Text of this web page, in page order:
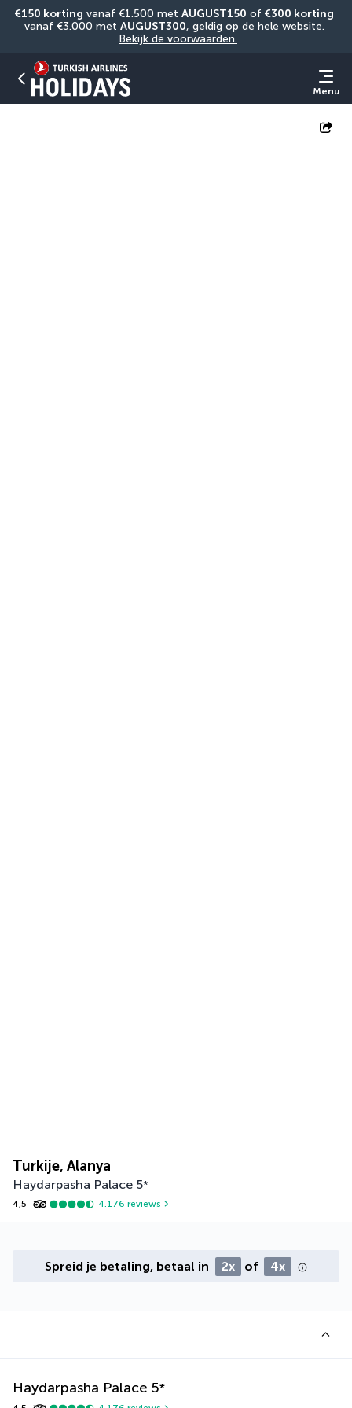
€150 korting vanaf €1.500 met AUGUST150 of €300 korting
vanaf €3.000 met AUGUST300
Bekijk de voorwaarden.
Menu
Turkije, Alanya
Haydarpasha Palace 5*
4,5 4.176 reviews
Spreid je betaling, betaal in 2x of 4x
Haydarpasha Palace 5*